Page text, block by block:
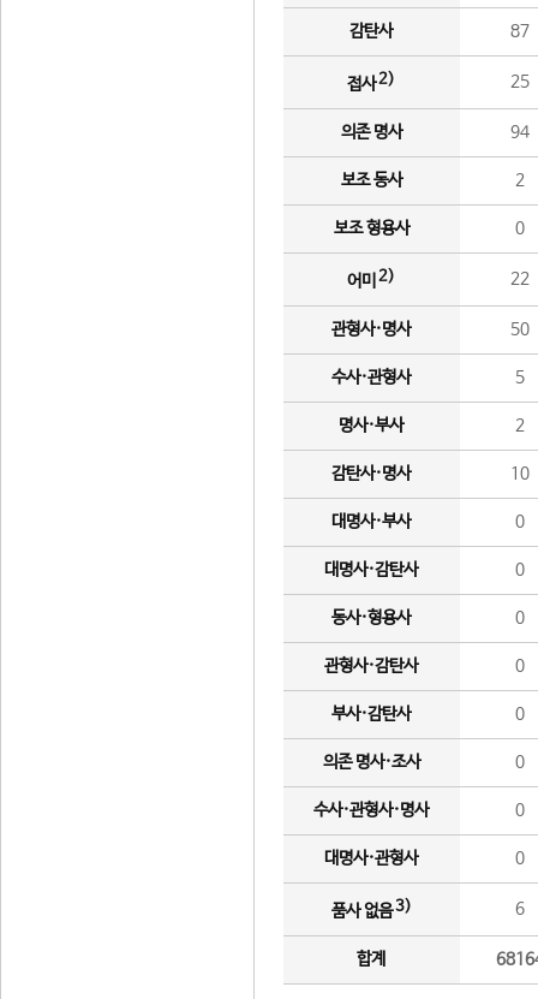
감탄사 87
접사2) 25
의존 명사 94
보조 동사 2
보조 형용사 0
어미 2) 22
관형사·명사 50
수사·관형사 5
명사·부사 2
감탄사·명사 10
대명사·부사 0
대명사·감탄사 0
동사·형용사 0
관형사·감탄사 0
부사·감탄사 0
의존 명사·조사 0
수사·관형사·명사 0
대명사·관형사 0
품사 없음3) 6
합계